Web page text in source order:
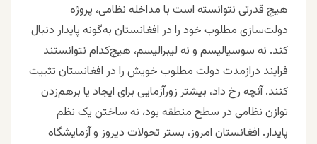
هیچ قدرتی نتوانسته است با مداخله نظامی، پروژه
دولت‌سازی مطلوب خود را در افغانستان به‌گونه پایدار دنبال
کند. نه سوسیالیسم و نه لیبرالیسم، هیچ‌کدام نتوانستند
فرایند درازمدت دولت مطلوب خویش را در افغانستان تثبیت
کنند. آنچه رخ داد، بیشتر زورآزمایی برای ایجاد یا برهم‌زدن
توازن نظامی در سطح منطقه بود، نه ساختن یک نظم
پایدار. افغانستان امروز، بستر تحولات دیروز و آزمایشگاه